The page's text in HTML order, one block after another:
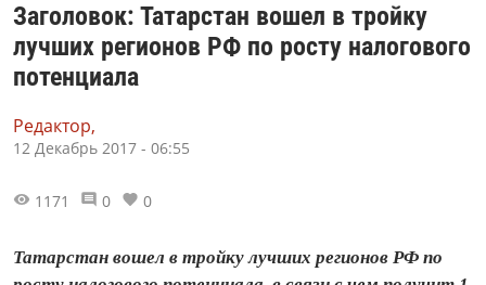
Заголовок: Татарстан вошел в тройку
лучших регионов РФ по росту налогового
потенциала
Редактор,
12 Декабрь 2017 - 06:55
1171 0 0
Татарстан вошел в тройку лучших регионов РФ по